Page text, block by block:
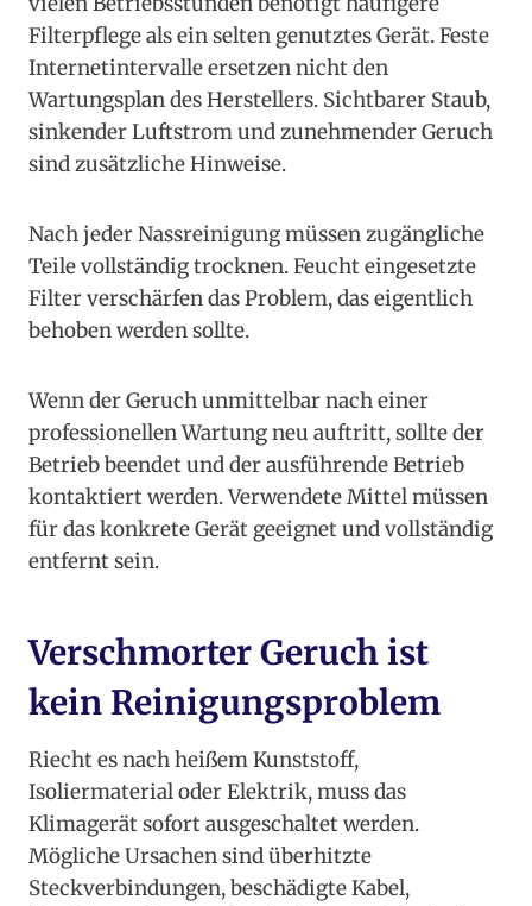
Filterpflege als ein selten genutztes Gerät. Feste
Internetintervalle ersetzen nicht den
Wartungsplan des Herstellers. Sichtbarer Staub,
sinkender Luftstrom und zunehmender Geruch
sind zusätzliche Hinweise.
Nach jeder Nassreinigung müssen zugängliche
Teile vollständig trocknen. Feucht eingesetzte
Filter verschärfen das Problem, das eigentlich
behoben werden sollte.
Wenn der Geruch unmittelbar nach einer
professionellen Wartung neu auftritt, sollte der
Betrieb beendet und der ausführende Betrieb
kontaktiert werden. Verwendete Mittel müssen
für das konkrete Gerät geeignet und vollständig
entfernt sein.
Verschmorter Geruch ist
kein Reinigungsproblem
Riecht es nach heißem Kunststoff,
Isoliermaterial oder Elektrik, muss das
Klimagerät sofort ausgeschaltet werden.
Mögliche Ursachen sind überhitzte
Steckverbindungen, beschädigte Kabel,